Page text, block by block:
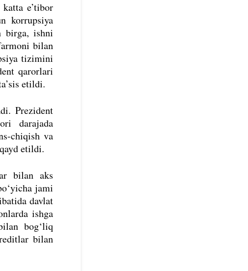
e’tibor
korrupsiya
birga, ishni
bilan
tizimini
qarorlari
etildi.
Prezident
darajada
chiqish va
etildi.
bilan aks
jami
davlat
ishga
bog‘liq
bilan